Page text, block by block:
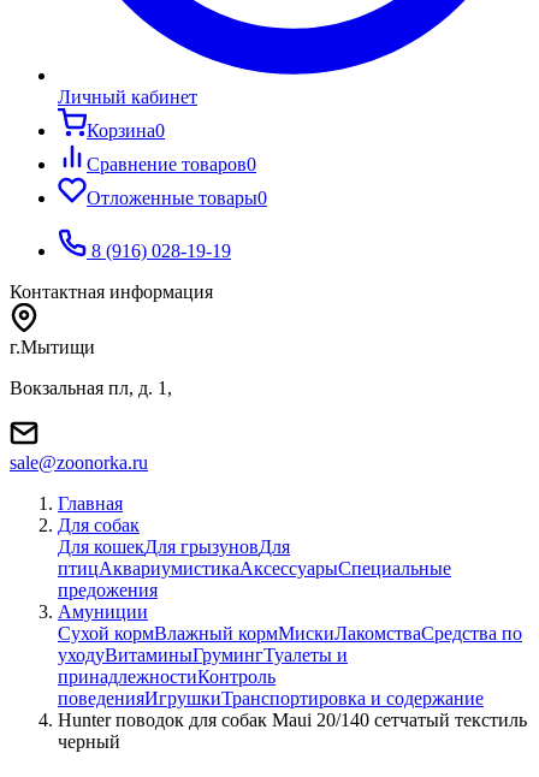
Личный кабинет
Корзина0
Сравнение товаров0
Отложенные товары0
8 (916) 028-19-19
Контактная информация
г.Мытищи
Вокзальная пл, д. 1,
sale@zoonorka.ru
Главная
Для собак
Для кошекДля грызуновДля
птицАквариумистикаАксессуарыСпециальные
предожения
Амуниции
Сухой кормВлажный кормМискиЛакомстваСредства по
уходуВитаминыГрумингТуалеты и
принадлежностиКонтроль
поведенияИгрушкиТранспортировка и содержание
Hunter поводок для собак Maui 20/140 сетчатый текстиль
черный